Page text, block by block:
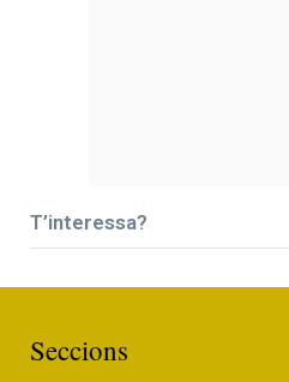
T’interessa?
Seccions